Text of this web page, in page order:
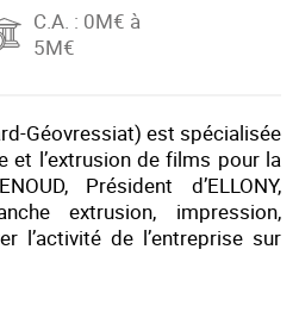
C.A. : 0M€ à
5M€
Géovressiat) est spécialisée
et l’extrusion de films pour la
Président d’ELLONY,
extrusion, impression,
l’activité de l’entreprise sur